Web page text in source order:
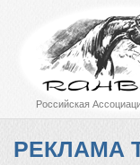
Российская
РЕКЛАМА